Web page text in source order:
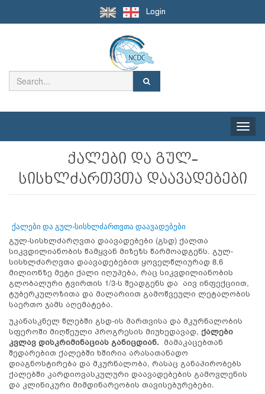
Login
Toggle
ქალები და გულ-
სისხლძართვთა დაავადებები
ქალები და გულ-სისხლძართვთა დაავადებები
გულ-სისხლძარღვთა დაავადებები (გსდ) ქალთა
სიკვდილიანობის წამყვან მიზეზს წარმოადგენს. გულ-
სისხლძარღვთა დაავადებებით ყოველწლიურად 8.6
მილიონზე მეტი ქალი იღუპება, რაც სიკვდილიანობის
გლობალური ტვირთის 1/3-ს შეადგენს და აივ ინფექციით,
ტუბერკულოზითა და მალარიით გამოწვეული ლეტალობის
საერთო ჯამს აღემატება.
უკანასკნელ წლებში გსდ-ის მართვისა და მკურნალობის
სფეროში მიღწეული პროგრესის მიუხედავად, ქალები
კვლავ დისკრიმინაციას განიცდიან. მამაკაცებთან
შედარებით ქალებში ხშირია არასათანადო
დიაგნოსტირება და მკურნალობა, რასაც განაპირობებს
ქალებში კარდიოვასკულური დაავადებების გამოვლენის
და კლინიკური მიმდინარეობის თავისებურებები.